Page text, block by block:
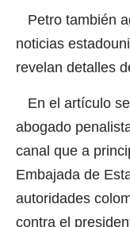
Petro también
noticias
revelan detalles
En el artículo
abogado
canal que a
Embajada de
autoridades
contra el